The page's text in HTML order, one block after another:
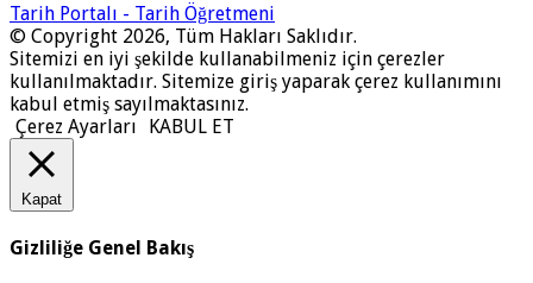
Tarih Portalı - Tarih Öğretmeni
© Copyright 2026, Tüm Hakları Saklıdır.
Sitemizi en iyi şekilde kullanabilmeniz için çerezler
kullanılmaktadır. Sitemize giriş yaparak çerez kullanımını
kabul etmiş sayılmaktasınız.
Çerez Ayarları
KABUL ET
Kapat
Gizliliğe Genel Bakış